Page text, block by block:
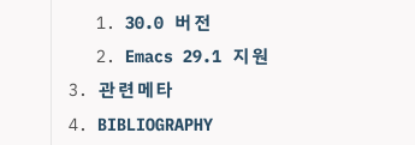
30.0 버전
Emacs 29.1 지원
관련메타
BIBLIOGRAPHY